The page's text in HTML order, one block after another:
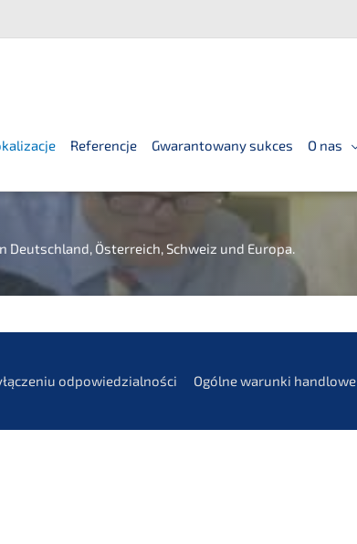
Referencje Gwarantowany sukces O nas
Öster­reich, Schweiz und Europa.
odpowiedzialności Ogólne warun­ki handlowe